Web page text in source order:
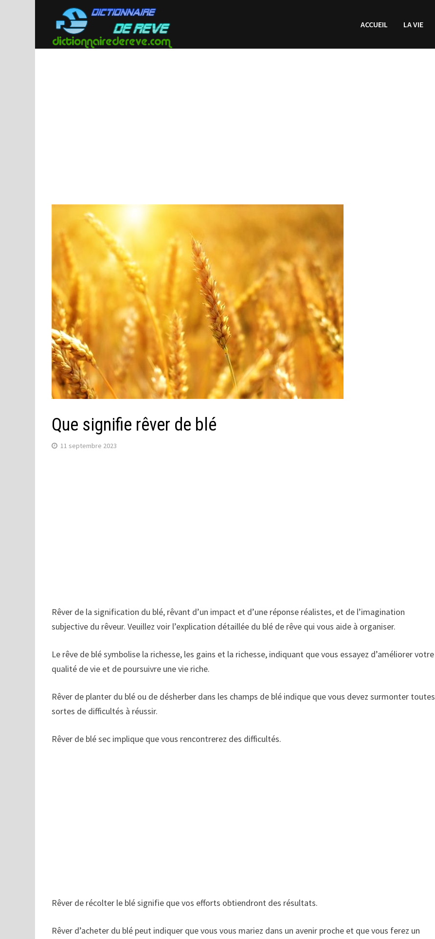
contenu
ACCUEIL LA VIE
Que signifie rêver de blé
11 septembre 2023
Rêver de la signification du blé, rêvant d’un impact et d’une réponse réalistes, et de l’imagination
subjective du rêveur. Veuillez voir l’explication détaillée du blé de rêve qui vous aide à organiser.
Le rêve de blé symbolise la richesse, les gains et la richesse, indiquant que vous essayez d’améliorer votre
qualité de vie et de poursuivre une vie riche.
Rêver de planter du blé ou de désherber dans les champs de blé indique que vous devez surmonter toutes
sortes de difficultés à réussir.
Rêver de blé sec implique que vous rencontrerez des difficultés.
Rêver de récolter le blé signifie que vos efforts obtiendront des résultats.
Rêver d’acheter du blé peut indiquer que vous vous mariez dans un avenir proche et que vous ferez un